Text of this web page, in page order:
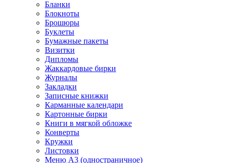
Бланки
Блокноты
Брошюры
Буклеты
Бумажные пакеты
Визитки
Дипломы
Жаккардовые бирки
Журналы
Закладки
Записные книжки
Карманные календари
Картонные бирки
Книги в мягкой обложке
Конверты
Кружки
Листовки
Меню A3 (одностраничное)